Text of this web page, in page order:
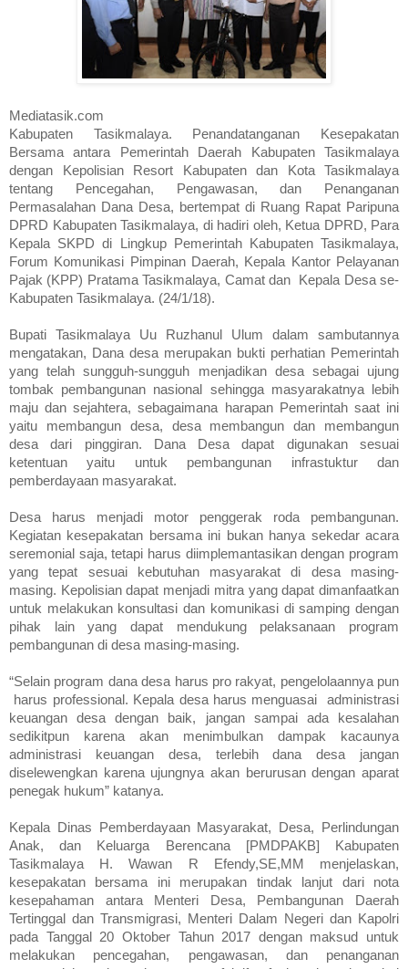
Mediatasik.com
Kabupaten Tasikmalaya. Penandatanganan Kesepakatan
Bersama antara Pemerintah Daerah Kabupaten Tasikmalaya
dengan Kepolisian Resort Kabupaten dan Kota Tasikmalaya
tentang Pencegahan, Pengawasan, dan Penanganan
Permasalahan Dana Desa, bertempat di Ruang Rapat Paripuna
DPRD Kabupaten Tasikmalaya, di hadiri oleh, Ketua DPRD, Para
Kepala SKPD di Lingkup Pemerintah Kabupaten Tasikmalaya,
Forum Komunikasi Pimpinan Daerah, Kepala Kantor Pelayanan
Pajak (KPP) Pratama Tasikmalaya, Camat dan Kepala Desa se-
Kabupaten Tasikmalaya. (24/1/18).
Bupati Tasikmalaya Uu Ruzhanul Ulum dalam sambutannya
mengatakan, Dana desa merupakan bukti perhatian Pemerintah
yang telah sungguh-sungguh menjadikan desa sebagai ujung
tombak pembangunan nasional sehingga masyarakatnya lebih
maju dan sejahtera, sebagaimana harapan Pemerintah saat ini
yaitu membangun desa, desa membangun dan membangun
desa dari pinggiran. Dana Desa dapat digunakan sesuai
ketentuan yaitu untuk pembangunan infrastuktur dan
pemberdayaan masyarakat.
Desa harus menjadi motor penggerak roda pembangunan.
Kegiatan kesepakatan bersama ini bukan hanya sekedar acara
seremonial saja, tetapi harus diimplemantasikan dengan program
yang tepat sesuai kebutuhan masyarakat di desa masing-
masing. Kepolisian dapat menjadi mitra yang dapat dimanfaatkan
untuk melakukan konsultasi dan komunikasi di samping dengan
pihak lain yang dapat mendukung pelaksanaan program
pembangunan di desa masing-masing.
“Selain program dana desa harus pro rakyat, pengelolaannya pun
harus professional. Kepala desa harus menguasai administrasi
keuangan desa dengan baik, jangan sampai ada kesalahan
sedikitpun karena akan menimbulkan dampak kacaunya
administrasi keuangan desa, terlebih dana desa jangan
diselewengkan karena ujungnya akan berurusan dengan aparat
penegak hukum” katanya.
Kepala Dinas Pemberdayaan Masyarakat, Desa, Perlindungan
Anak, dan Keluarga Berencana [PMDPAKB] Kabupaten
Tasikmalaya H. Wawan R Efendy,SE,MM menjelaskan,
kesepakatan bersama ini merupakan tindak lanjut dari nota
kesepahaman antara Menteri Desa, Pembangunan Daerah
Tertinggal dan Transmigrasi, Menteri Dalam Negeri dan Kapolri
pada Tanggal 20 Oktober Tahun 2017 dengan maksud untuk
melakukan pencegahan, pengawasan, dan penanganan